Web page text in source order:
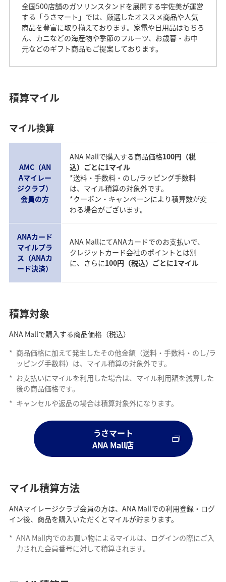
全国500店舗のガソリンスタンドを展開する宇佐美が運営
する「うさマート」では、厳選したオススメ商品や人気
商品を豊富に取り揃えております。家電や日用品はもちろ
ん、カニなどの海産物や季節のフルーツ、お歳暮・お中
元などのギフト商品もご提案しております。
積算マイル
マイル換算
AMC（AN
Aマイレー
ジクラブ）
会員の方
ANA Mallで購入する商品価格100円（税
込）ごとに1マイル
*送料・手数料・のし/ラッピング手数料
は、マイル積算の対象外です。
*クーポン・キャンペーンにより積算数が変
わる場合がございます。
ANAカード
マイルプラ
ス（ANAカ
ード決済）
ANA MallにてANAカードでのお支払いで、
クレジットカード会社のポイントとは別
に、さらに100円（税込）ごとに1マイル
積算対象
ANA Mallで購入する商品価格（税込）
* 商品価格に加えて発生したその他金額（送料・手数料・のし/ラ
ッピング手数料）は、マイル積算の対象外です。
* お支払いにマイルを利用した場合は、マイル利用額を減算した
後の商品価格です。
* キャンセルや返品の場合は積算対象外になります。
うさマート
ANA Mall店
マイル積算方法
ANAマイレージクラブ会員の方は、ANA Mallでの利用登録・ログ
イン後、商品を購入いただくとマイルが貯まります。
* ANA Mall内でのお買い物によるマイルは、ログインの際にご入
力された会員番号に対して積算されます。